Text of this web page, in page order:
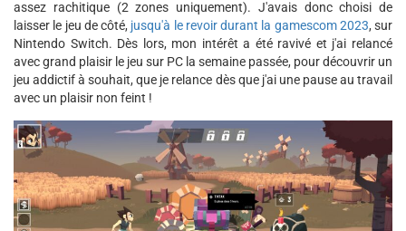
assez rachitique (2 zones uniquement). J'avais donc choisi de
laisser le jeu de côté, jusqu'à le revoir durant la gamescom 2023, sur
Nintendo Switch. Dès lors, mon intérêt a été ravivé et j'ai relancé
avec grand plaisir le jeu sur PC la semaine passée, pour découvrir un
jeu addictif à souhait, que je relance dès que j'ai une pause au travail
avec un plaisir non feint !